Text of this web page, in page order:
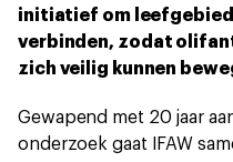
initiatief om
verbinden, zodat
zich veilig kunnen
Gewapend met 20 jaar
onderzoek gaat IFAW